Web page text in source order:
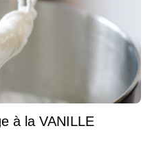
à la VANILLE